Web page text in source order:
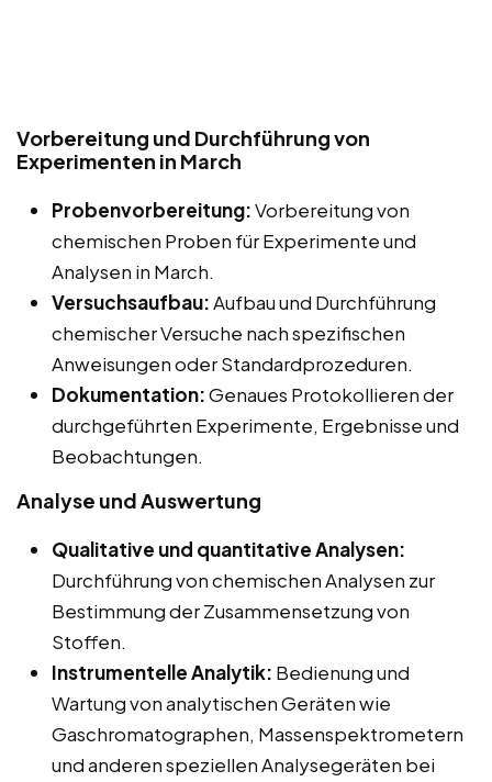
Vorbereitung und Durchführung von
Experimenten in March
Probenvorbereitung:Vorbereitung von
chemischen Proben für Experimente und
Analysen in March.
Versuchsaufbau:Aufbau und Durchführung
chemischer Versuche nach spezifischen
Anweisungen oder Standardprozeduren.
Dokumentation:Genaues Protokollieren der
durchgeführten Experimente, Ergebnisse und
Beobachtungen.
Analyse und Auswertung
Qualitative und quantitative Analysen:
Durchführung von chemischen Analysen zur
Bestimmung der Zusammensetzung von
Stoffen.
Instrumentelle Analytik: Bedienung und
Wartung von analytischen Geräten wie
Gaschromatographen, Massenspektrometern
und anderen speziellen Analysegeräten bei